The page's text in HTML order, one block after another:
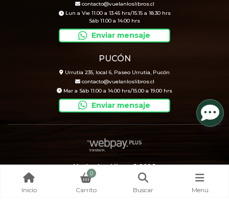
contacto@vuelanloslibros.cl
Lun a Vie 11.00 a 13.45 hrs/15.15 a 18.30 hrs
Sáb 11.00 a 14.00 hrs
Enviar mensaje
PUCÓN
Urrutia 235, local 6, Paseo Urrutia, Pucón
contacto@vuelanloslibros.cl
Mar a Sáb 11.00 a 14.00 hrs/15.00 a 19.00 hrs
Enviar mensaje
Vuelan Los Libros © 2026
Creado por
Bsale
Inicio
0
Carrito Buscar Menú